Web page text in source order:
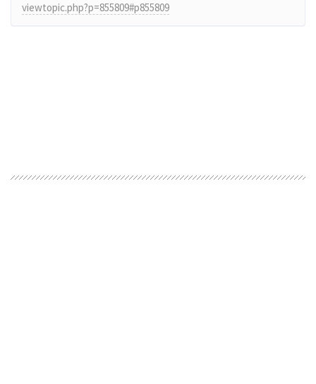
viewtopic.php?p=855809#p855809